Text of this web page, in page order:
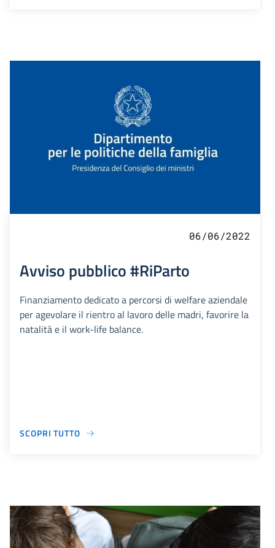
06/06/2022
Avviso pubblico #RiParto
Finanziamento dedicato a percorsi di welfare aziendale
per agevolare il rientro al lavoro delle madri, favorire la
natalità e il work-life balance.
SCOPRI TUTTO